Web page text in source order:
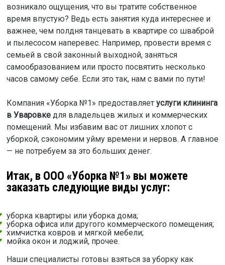
возникало ощущения, что вы тратите собственное
время впустую? Ведь есть занятия куда интереснее и
важнее, чем полдня танцевать в квартире со шваброй
и пылесосом наперевес. Например, провести время с
семьей в свой законный выходной, заняться
самообразованием или просто посвятить несколько
часов самому себе. Если это так, нам с вами по пути!
Компания «Уборка №1» предоставляет услуги клининга
в Уваровкедля владельцев жилых и коммерческих
помещений. Мы избавим вас от лишних хлопот с
уборкой, сэкономим уйму времени и нервов. А главное
— не потребуем за это больших денег.
Итак, в ООО «Уборка №1» вы можете
заказать следующие виды услуг:
уборка квартиры или уборка дома;
уборка офиса или другого коммерческого помещения;
химчистка ковров и мягкой мебели;
мойка окон и лоджий, прочее.
Наши специалисты готовы взяться за уборку как